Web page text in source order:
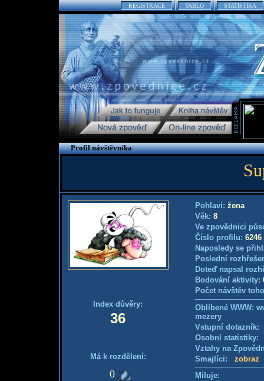
REGISTRACE TABLO STATISTIKA
Profil návštěvníka
Index důvěry:
36
Má k rozdělení:
0
Pohlaví: žena
Věk: 8
Ve zpovědnici
Číslo profilu: 6246
Naposledy se
Poslední
Doteď napsal
Bodování aktivity:
Počet návštěv
Oblíbené WWW:
mezery
Vstupní
Osobní
Vztahy na
Smajlíci: zobraz
Miluje: